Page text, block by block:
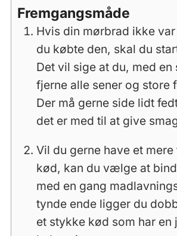
Fremgangsmåde
Hvis din mørbrad ikke
du købte den, skal du
Det vil sige at du, med en
fjerne alle sener og store
Der må gerne side lidt
det er med til at give
Vil du gerne have et
kød, kan du vælge at
med en gang
tynde ende ligger du
et stykke kød som har